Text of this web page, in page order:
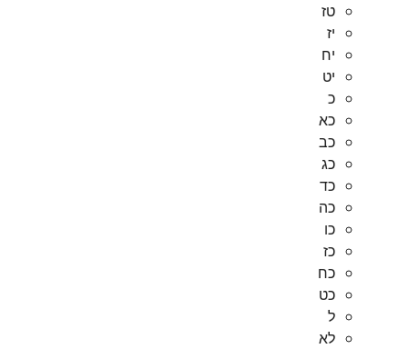
טז
יז
יח
יט
כ
כא
כב
כג
כד
כה
כו
כז
כח
כט
ל
לא